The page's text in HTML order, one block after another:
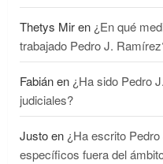
Thetys Miren ¿En qué
trabajado Pedro J.
Fabiánen ¿Ha sido Pedro
judiciales?
Justoen ¿Ha escrito
específicos fuera del